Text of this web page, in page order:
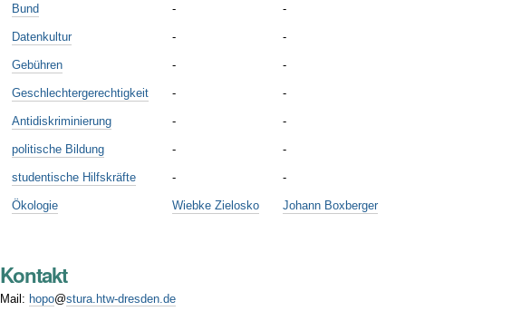
Bund - -
Datenkultur - -
Gebühren - -
Geschlechtergerechtigkeit - -
Antidiskriminierung - -
politische Bildung - -
studentische Hilfskräfte - -
Ökologie Wiebke Zielosko Johann Boxberger
Kontakt
Mail: hopo@stura.htw-dresden.de